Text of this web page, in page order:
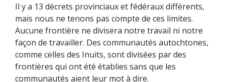
Il y a 13 décrets provinciaux et fédéraux différents,
mais nous ne tenons pas compte de ces limites.
Aucune frontière ne divisera notre travail ni notre
façon de travailler. Des communautés autochtones,
comme celles des Inuits, sont divisées par des
frontières qui ont été établies sans que les
communautés aient leur mot à dire.